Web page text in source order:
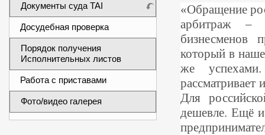
Документы суда TAI
Досудебная проверка
Порядок получения
Исполнительных листов
Работа с приставами
Фото/видео галерея
«Обращение
арбитраж –
бизнесменов
который в
же
рассматривает
Для
дешевле. Ещё